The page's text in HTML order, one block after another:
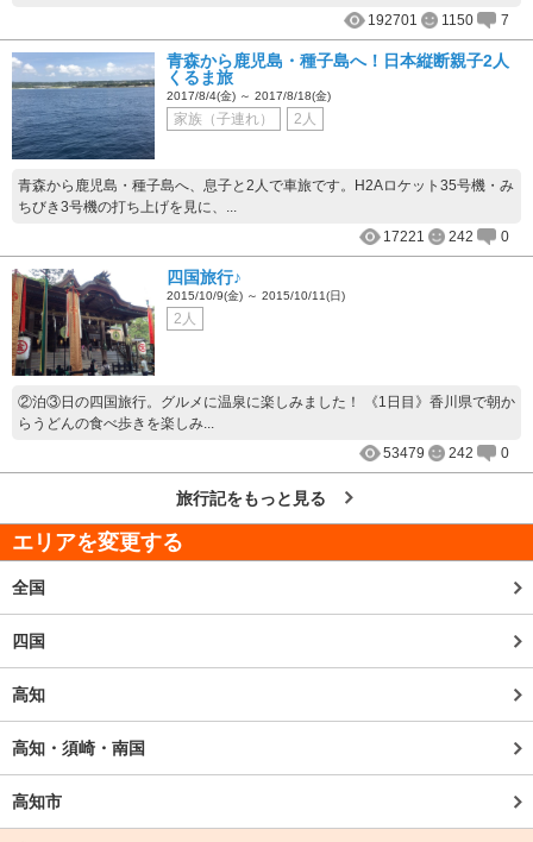
192701
1150 7
青森から鹿児島・種子島へ！日本縦断親子2人
くるま旅
2017/8/4(金) ～ 2017/8/18(金)
家族（子連れ） 2人
青森から鹿児島・種子島へ、息子と2人で車旅です。H2Aロケット35号機・み
ちびき3号機の打ち上げを見に、...
17221
242 0
四国旅行♪
2015/10/9(金) ～ 2015/10/11(日)
2人
②泊③日の四国旅行。グルメに温泉に楽しみました！ 《1日目》香川県で朝か
らうどんの食べ歩きを楽しみ...
53479
242 0
旅行記をもっと見る
エリアを変更する
全国
四国
高知
高知・須崎・南国
高知市